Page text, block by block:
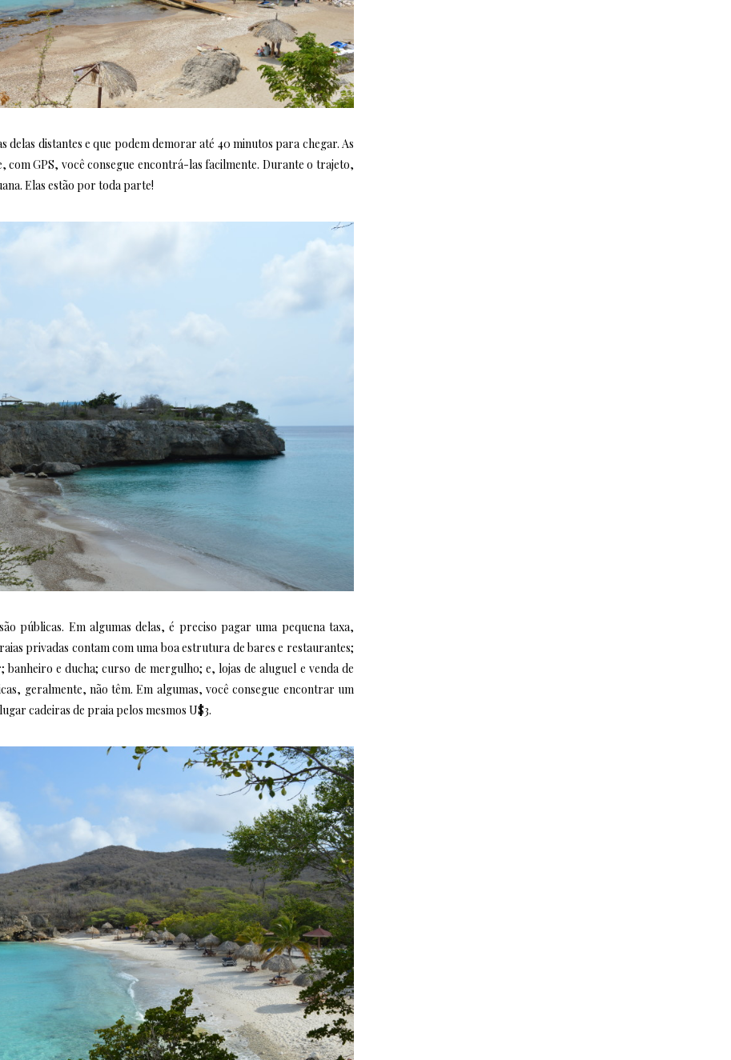
delas distantes e que podem demorar até 40 minutos para chegar. As
com GPS, você consegue encontrá-las facilmente. Durante o trajeto,
Elas estão por toda parte!
públicas. Em algumas delas, é preciso pagar uma pequena taxa,
privadas contam com uma boa estrutura de bares e restaurantes;
banheiro e ducha; curso de mergulho; e, lojas de aluguel e venda de
geralmente, não têm. Em algumas, você consegue encontrar um
cadeiras de praia pelos mesmos U$3.